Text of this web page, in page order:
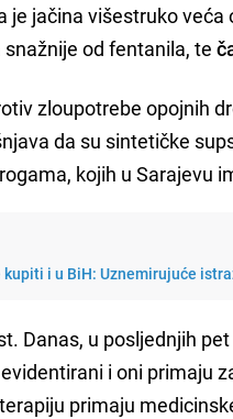
je jačina višestruko
od fentanila, te
zloupotrebe opojnih
da su sintetičke
kojih u Sarajevu
kupiti i u BiH: Uznemirujuće
Danas, u posljednjih
i oni primaju
primaju